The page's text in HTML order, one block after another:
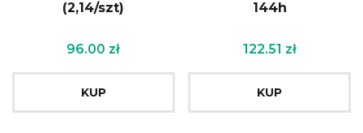
(2,14/szt)
96.00 zł
KUP
144h
122.51 zł
KUP